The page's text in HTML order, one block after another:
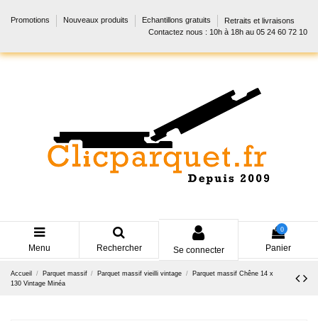
Promotions Nouveaux produits Echantillons gratuits
Retraits et livraisons
Contactez nous : 10h à 18h au 05 24 60 72 10
Menu Rechercher Se connecter
0
Panier
Accueil Parquet massif Parquet massif vieilli vintage
Parquet massif Chêne 14 x
130 Vintage Minéa